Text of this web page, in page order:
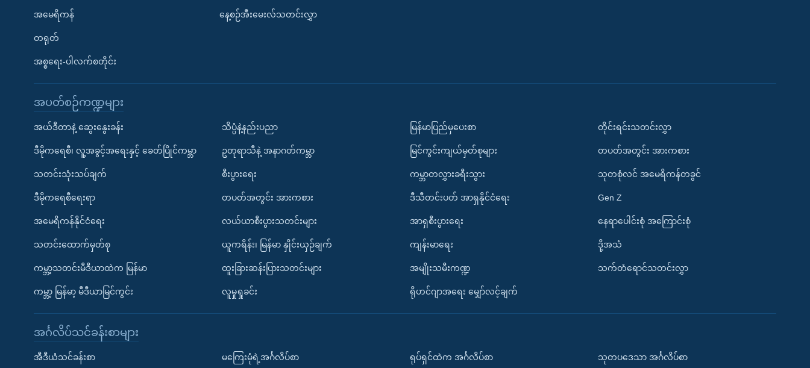
အမေရိကန်
တရုတ်
အစ္စရေး-ပါလက်စတိုင်း
နေ့စဉ်အီးမေးလ်သတင်းလွှာ
အပတ်စဉ်ကဏ္ဍများ
အယ်ဒီတာနဲ့ ဆွေးနွေးခန်း
ဒီမိုကရေစီ၊ လူ့အခွင့်အရေးနှင့် ခေတ်ပြိုင်ကမ္ဘာ
သတင်းသုံးသပ်ချက်
ဒီမိုကရေစီရေးရာ
အမေရိကန်နိုင်ငံရေး
သတင်းထောက်မှတ်စု
ကမ္ဘာ့သတင်းမီဒီယာထဲက မြန်မာ
ကမ္ဘာ့ မြန်မာ့ မီဒီယာမြင်ကွင်း
သိပ္ပံနဲ့နည်းပညာ
ဥတုရာသီနဲ့ အနာဂတ်ကမ္ဘာ
စီးပွားရေး
တပတ်အတွင်း အားကစား
လယ်ယာစီးပွားသတင်းများ
ယူကရိန်း၊ မြန်မာ နှိုင်းယှဉ်ချက်
ထူးခြားဆန်းပြားသတင်းများ
လူမှုရှုခင်း
မြန်မာပြည်မှပေးစာ
မြင်ကွင်းကျယ်မှတ်စုများ
ကမ္ဘာတလွှားခရီးသွား
ဒီသီတင်းပတ် အာရှနိုင်ငံရေး
အာရှစီးပွားရေး
ကျန်းမာရေး
အမျိုးသမီးကဏ္ဍ
ရိုဟင်ဂျာအရေး မျှော်လင့်ချက်
တိုင်းရင်းသတင်းလွှာ
တပတ်အတွင်း အားကစား
သုတစုံလင် အမေရိကန်တခွင်
Gen Z
နေရာပေါင်းစုံ အကြောင်းစုံ
ဒို့အသံ
သက်တံရောင်သတင်းလွှာ
အင်္ဂလိပ်သင်ခန်းစာများ
အီဒီယံသင်ခန်းစာ မကြေးမုံရဲ့အင်္ဂလိပ်စာ ရုပ်ရှင်ထဲက အင်္ဂလိပ်စာ သုတပဒေသာ အင်္ဂလိပ်စာ